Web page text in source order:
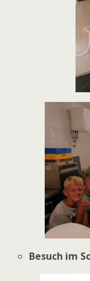
Besuch im